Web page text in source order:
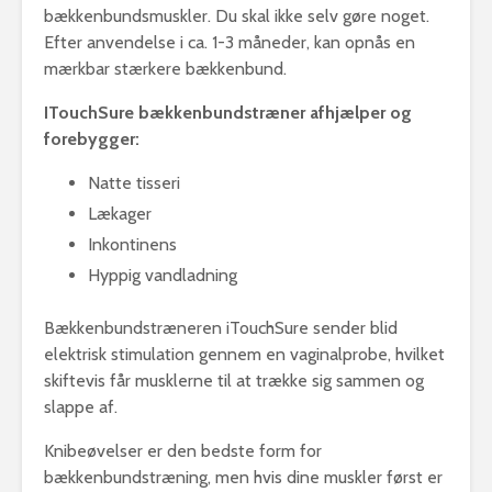
bækkenbundsmuskler. Du skal ikke selv gøre noget.
Efter anvendelse i ca. 1-3 måneder, kan opnås en
mærkbar stærkere bækkenbund.
ITouchSure bækkenbundstræner afhjælper og
forebygger:
Natte tisseri
Lækager
Inkontinens
Hyppig vandladning
Bækkenbundstræneren iTouchSure sender blid
elektrisk stimulation gennem en vaginalprobe, hvilket
skiftevis får musklerne til at trække sig sammen og
slappe af.
Knibeøvelser er den bedste form for
bækkenbundstræning, men hvis dine muskler først er